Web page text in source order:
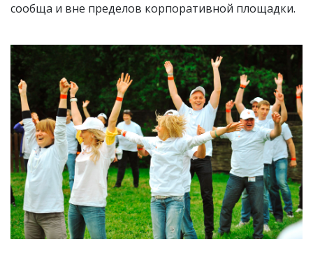
сообща и вне пределов корпоративной площадки.